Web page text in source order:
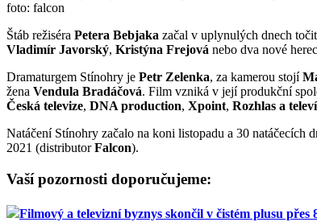
foto: falcon
Štáb režiséra Petera Bebjaka začal v uplynulých dnech
Vladimír Javorský, Kristýna Frejová nebo dva nové
Dramaturgem Stínohry je Petr Zelenka, za kamerou stojí
žena Vendula Bradáčová. Film vzniká v její produkční
Česká televize, DNA production, Xpoint, Rozhlas a
Natáčení Stínohry začalo na koni listopadu a 30 natáčecích
2021 (distributorFalcon).
Vaší pozornosti doporučujeme:
Filmový a televizní byznys skončil v čistém plusu přes